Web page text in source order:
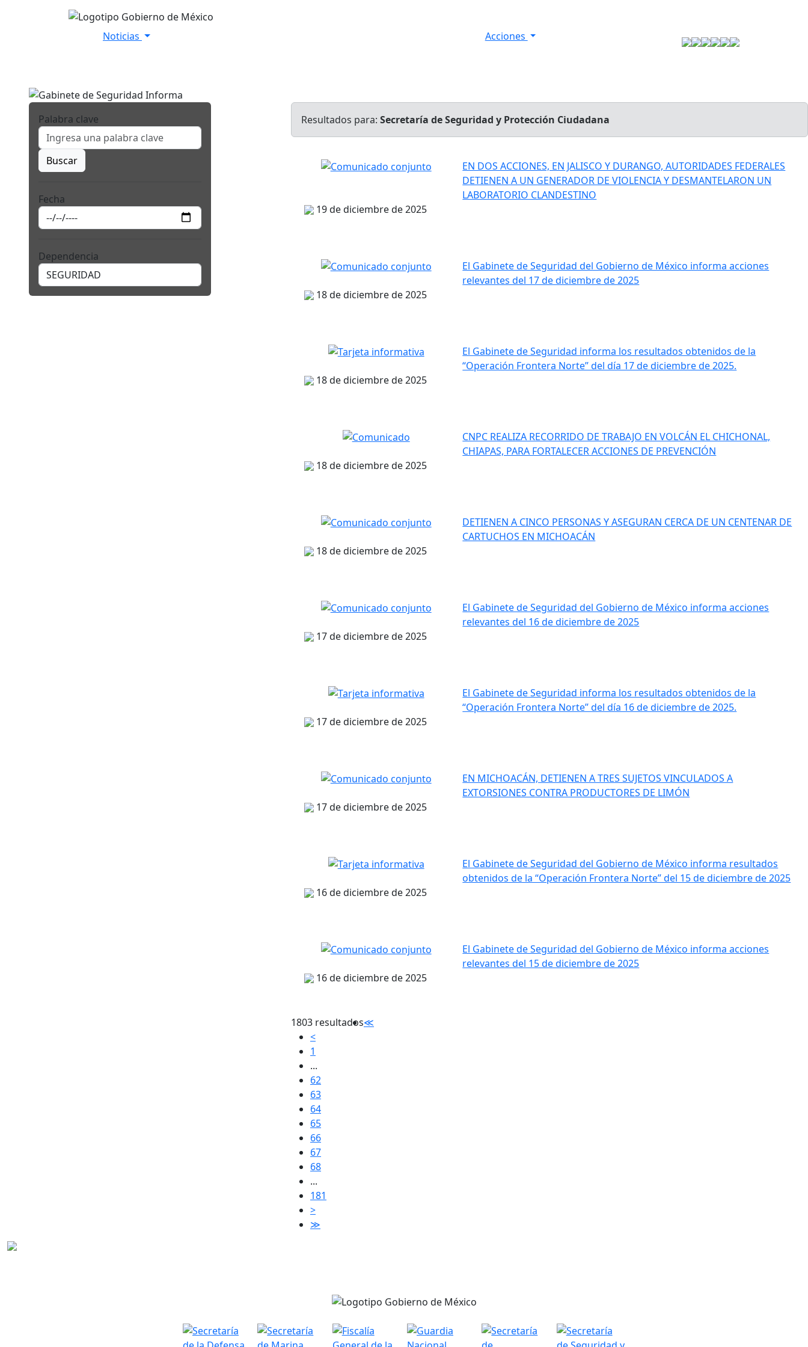
Noticias Acciones
Palabra clave
Buscar
Fecha
Dependencia
Resultados para: Secretaría de Seguridad y Protección Ciudadana
EN DOS ACCIONES, EN JALISCO Y DURANGO, AUTORIDADES FEDERALES
DETIENEN A UN GENERADOR DE VIOLENCIA Y DESMANTELARON UN
LABORATORIO CLANDESTINO
19 de diciembre de 2025
El Gabinete de Seguridad del Gobierno de México informa acciones
relevantes del 17 de diciembre de 2025
18 de diciembre de 2025
El Gabinete de Seguridad informa los resultados obtenidos de la
“Operación Frontera Norte” del día 17 de diciembre de 2025.
18 de diciembre de 2025
CNPC REALIZA RECORRIDO DE TRABAJO EN VOLCÁN EL CHICHONAL,
CHIAPAS, PARA FORTALECER ACCIONES DE PREVENCIÓN
18 de diciembre de 2025
DETIENEN A CINCO PERSONAS Y ASEGURAN CERCA DE UN CENTENAR DE
CARTUCHOS EN MICHOACÁN
18 de diciembre de 2025
El Gabinete de Seguridad del Gobierno de México informa acciones
relevantes del 16 de diciembre de 2025
17 de diciembre de 2025
El Gabinete de Seguridad informa los resultados obtenidos de la
“Operación Frontera Norte” del día 16 de diciembre de 2025.
17 de diciembre de 2025
EN MICHOACÁN, DETIENEN A TRES SUJETOS VINCULADOS A
EXTORSIONES CONTRA PRODUCTORES DE LIMÓN
17 de diciembre de 2025
El Gabinete de Seguridad del Gobierno de México informa resultados
obtenidos de la “Operación Frontera Norte” del 15 de diciembre de 2025
16 de diciembre de 2025
El Gabinete de Seguridad del Gobierno de México informa acciones
relevantes del 15 de diciembre de 2025
16 de diciembre de 2025
1803 resultados≪
<
1
...
62
63
64
65
66
67
68
...
181
>
≫